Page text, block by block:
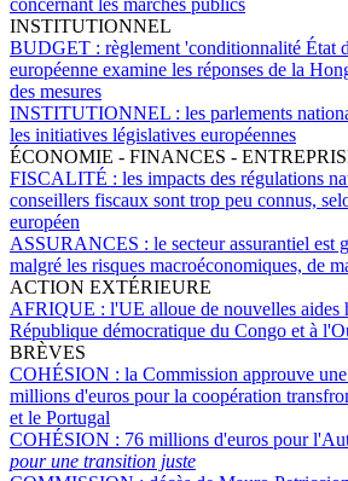
INSTITUTIONNEL
BUDGET : règlement 'conditionnalité État
européenne examine les réponses de la
des mesures
INSTITUTIONNEL : les parlements
les initiatives législatives européennes
ÉCONOMIE - FINANCES -
FISCALITÉ : les impacts des régulations
conseillers fiscaux sont trop peu connus,
européen
ASSURANCES : le secteur assurantiel est
malgré les risques macroéconomiques, de
ACTION EXTÉRIEURE
AFRIQUE : l'UE alloue de nouvelles aides
République démocratique du Congo et à
BRÈVES
COHÉSION : la Commission approuve
millions d'euros pour la coopération
et le Portugal
COHÉSION : 76 millions d'euros pour
pour une transition juste